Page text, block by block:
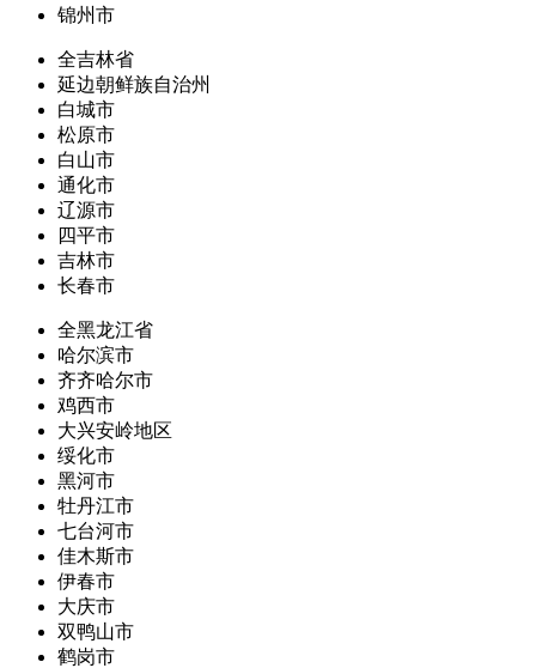
锦州市
全吉林省
延边朝鲜族自治州
白城市
松原市
白山市
通化市
辽源市
四平市
吉林市
长春市
全黑龙江省
哈尔滨市
齐齐哈尔市
鸡西市
大兴安岭地区
绥化市
黑河市
牡丹江市
七台河市
佳木斯市
伊春市
大庆市
双鸭山市
鹤岗市